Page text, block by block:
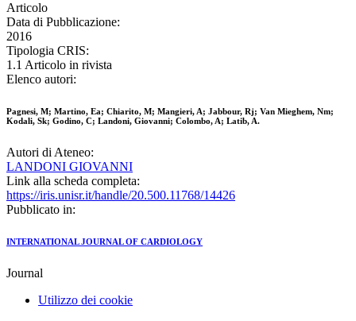
Articolo
Data di Pubblicazione:
2016
Tipologia CRIS:
1.1 Articolo in rivista
Elenco autori:
Pagnesi, M; Martino, Ea; Chiarito, M; Mangieri, A; Jabbour, Rj; Van Mieghem, Nm;
Kodali, Sk; Godino, C; Landoni, Giovanni; Colombo, A; Latib, A.
Autori di Ateneo:
LANDONI GIOVANNI
Link alla scheda completa:
https://iris.unisr.it/handle/20.500.11768/14426
Pubblicato in:
INTERNATIONAL JOURNAL OF CARDIOLOGY
Journal
Utilizzo dei cookie